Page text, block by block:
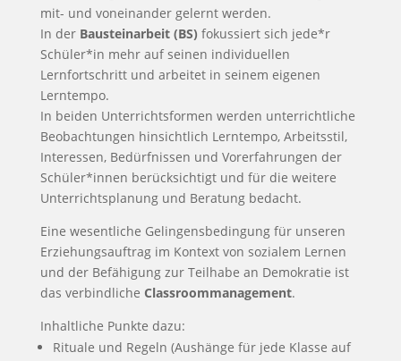
mit- und voneinander gelernt werden.
In der Bausteinarbeit (BS) fokussiert sich jede*r
Schüler*in mehr auf seinen individuellen
Lernfortschritt und arbeitet in seinem eigenen
Lerntempo.
In beiden Unterrichtsformen werden unterrichtliche
Beobachtungen hinsichtlich Lerntempo, Arbeitsstil,
Interessen, Bedürfnissen und Vorerfahrungen der
Schüler*innen berücksichtigt und für die weitere
Unterrichts­planung und Beratung bedacht.
Eine wesentliche Gelingensbedingung für unseren
Erziehungsauftrag im Kontext von sozialem Lernen
und der Befähigung zur Teilhabe an Demokratie ist
das verbindliche Classroommanagement.
Inhaltliche Punkte dazu:
Rituale und Regeln (Aushänge für jede Klasse auf